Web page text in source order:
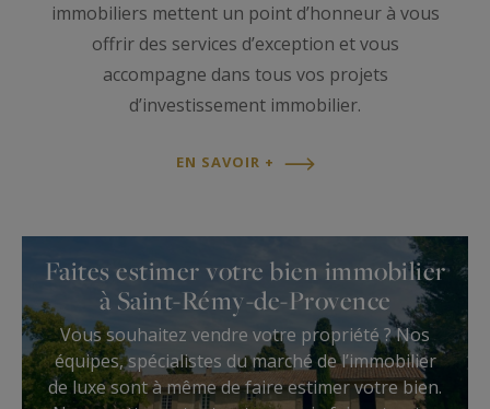
immobiliers mettent un point d’honneur à vous
offrir des services d’exception et vous
accompagne dans tous vos projets
d’investissement immobilier.
EN SAVOIR +
Faites estimer votre bien immobilier
à Saint-Rémy-de-Provence
Vous souhaitez vendre votre propriété ? Nos
équipes, spécialistes du marché de l’immobilier
de luxe sont à même de faire estimer votre bien.